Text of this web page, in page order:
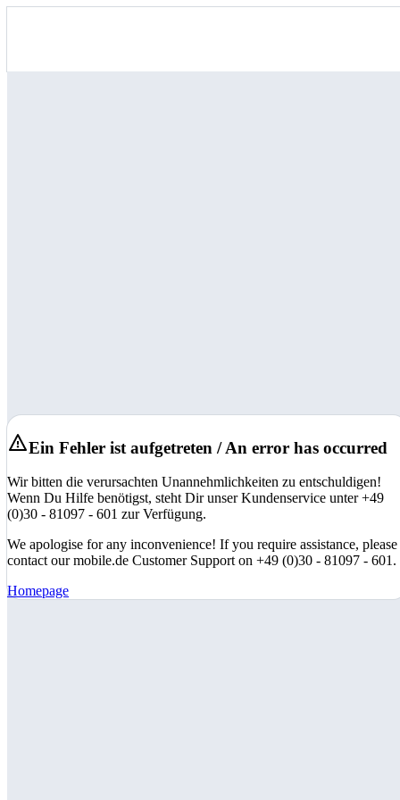
Ein Fehler ist aufgetreten / An error has occurred
Wir bitten die verursachten Unannehmlichkeiten zu entschuldigen!
Wenn Du Hilfe benötigst, steht Dir unser Kundenservice unter +49
(0)30 - 81097 - 601 zur Verfügung.
We apologise for any inconvenience! If you require assistance, please
contact our mobile.de Customer Support on +49 (0)30 - 81097 - 601.
Homepage